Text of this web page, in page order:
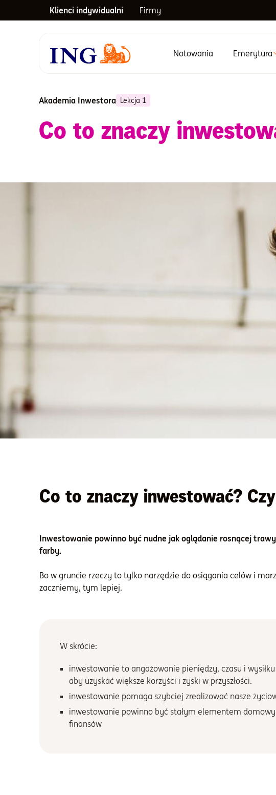
Klienci indywidualni Firmy
Menu główne
Notowania Emerytura
Akademia Inwestora Lekcja 1
Co to znaczy
Co to znaczy inwestować?
Inwestowanie powinno być nudne jak oglądanie rosnącej
farby.
Bo w gruncie rzeczy to tylko narzędzie do osiągania celów i
zaczniemy, tym lepiej.
W skrócie:
inwestowanie to angażowanie pieniędzy, czasu i
aby uzyskać większe korzyści i zyski w przyszłości.
inwestowanie pomaga szybciej zrealizować nasze
inwestowanie powinno być stałym elementem
finansów